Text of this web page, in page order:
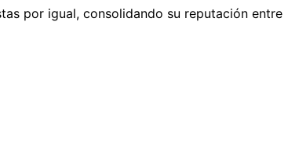
Estonian (EE)
por igual, consolidando su reputación entre